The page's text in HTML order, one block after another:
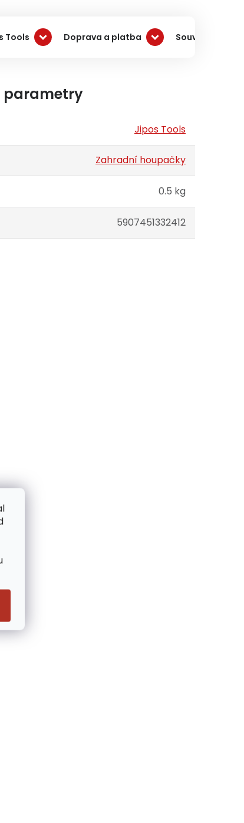
Tools Doprava a platba Související
parametry
Jipos Tools
Zahradní houpačky
0.5 kg
5907451332412